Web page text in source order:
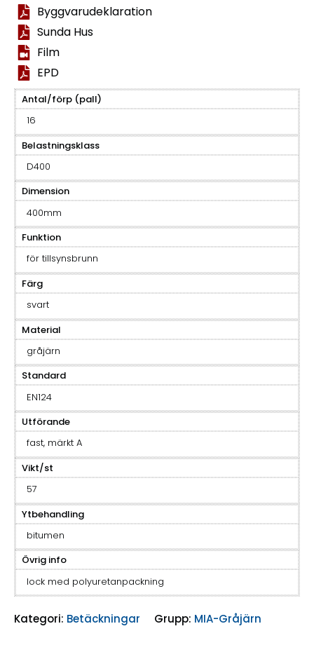
Byggvarudeklaration
Sunda Hus
Film
EPD
Antal/förp (pall)
16
Belastningsklass
D400
Dimension
400mm
Funktion
för tillsynsbrunn
Färg
svart
Material
gråjärn
Standard
EN124
Utförande
fast, märkt A
Vikt/st
57
Ytbehandling
bitumen
Övrig info
lock med polyuretanpackning
Kategori: Betäckningar Grupp: MIA-Gråjärn